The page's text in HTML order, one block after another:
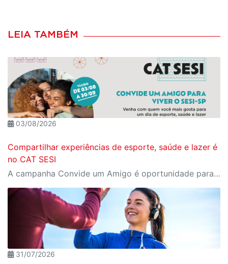
LEIA TAMBÉM
03/08/2026
Compartilhar experiências de esporte, saúde e lazer é
no CAT SESI
A campanha Convide um Amigo é oportunidade para reunir amigos para aproveitar juntos toda estrutura do Sesi. Os benefícios para clientes e convidados estão no regulamento
31/07/2026